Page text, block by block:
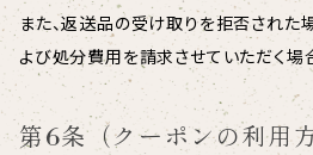
また、返送品の受け取りを拒否された
よび処分費用を請求させていただく場
第6条（クーポンの利用方